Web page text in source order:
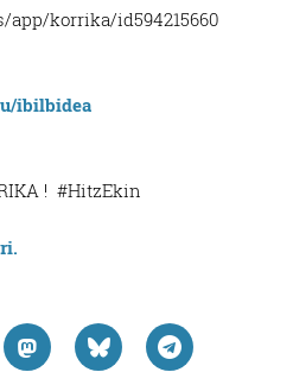
app/korrika/id594215660
ibilbidea
! #HitzEkin